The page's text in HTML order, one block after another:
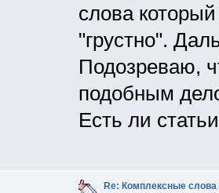
слова
"грустно".
Подозреваю,
подобным
Есть ли
Re: Комплексные слова